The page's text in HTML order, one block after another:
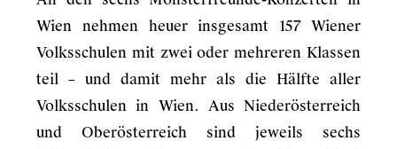
Wien nehmen heuer insgesamt 157 Wiener
Volksschulen mit zwei oder mehreren Klassen
teil – und damit mehr als die Hälfte aller
Volksschulen in Wien. Aus Niederösterreich
und Oberösterreich sind jeweils sechs